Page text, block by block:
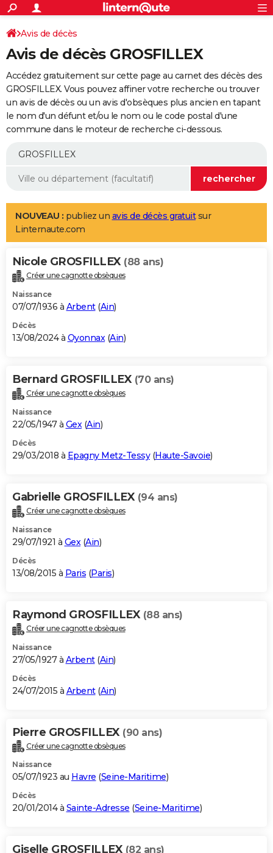
ACTUALITÉS
Politique
Société
Faits Divers
Education
Monde
Villes
+
SPORT
Coupe du monde 2026
Football
Tennis
Cyclisme
Rugby
Forum
Programme TV
TNT
Streaming
Cinéma
Sorties cinéma
Musique
+
FINANCE
Impôts
Immobilier
Risques naturels par ville
Banque
Assurance
Crédit
AUTO
Essais
Réserver un essai
Citadines
Berlines
SUV
Forum auto
+
Mobiles
Meilleur smartphone
Internet
Ordinateurs
Jeux vidéo
Guide high-tech
Aménagement intérieur
LIFESTYLE
Art de vivre
Bien-être
Loisirs
Mode
Modes de vie
Alimentation
Guide de la santé
Maladies
Médicaments
Sommeil
VOYAGE
Destinations
City break
Voyage nature
Voyage de noces
Forum
Climat
+PHOTO
GUIDES D'ACHAT
BONS PLANS
Carte de Noël
Carte Bonne année
Carte Saint-Valentin
Carte Pâques
Carte d'anniversaire
DICTIONNAIRE
Dictionnaire
Biographies
Citations
Expressions
Proverbes
PROGRAMME TV
S'inscrire
Se connecter
Lycées
Collèges
Primaires
Universités
Entreprises
Service militaire
Avis de recherche
AVIS DE DÉCÈS
Bricolage
Lifestyle
Culture
Sport
Auto
Television
Voyage
Cinema
Avis de décès
Avis de décès GROSFILLEX
Accédez gratuitement sur cette page au carnet des décès des
GROSFILLEX. Vous pouvez affiner votre recherche ou trouver
un avis de décès ou un avis d'obsèques plus ancien en tapant
le nom d'un défunt et/ou le nom ou le code postal d'une
commune dans le moteur de recherche ci-dessous.
NOUVEAU : publiez un avis de décès gratuitsur
Linternaute.com
Nicole GROSFILLEX (88 ans)
Créer une cagnotte obsèques
Naissance
07/07/1936 à Arbent(Ain)
Décès
13/08/2024 à Oyonnax(Ain)
Bernard GROSFILLEX (70 ans)
Créer une cagnotte obsèques
Naissance
22/05/1947 à Gex(Ain)
Décès
29/03/2018 à Epagny Metz-Tessy(Haute-Savoie)
Gabrielle GROSFILLEX (94 ans)
Créer une cagnotte obsèques
Naissance
29/07/1921 à Gex(Ain)
Décès
13/08/2015 à Paris (Paris)
Raymond GROSFILLEX (88 ans)
Créer une cagnotte obsèques
Naissance
27/05/1927 à Arbent(Ain)
Décès
24/07/2015 à Arbent(Ain)
Pierre GROSFILLEX (90 ans)
Créer une cagnotte obsèques
Naissance
05/07/1923 au Havre (Seine-Maritime)
Décès
20/01/2014 à Sainte-Adresse (Seine-Maritime)
Giselle GROSFILLEX (82 ans)